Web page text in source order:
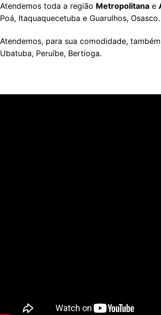
Atendemos toda a região Metropolitana e
Poá, Itaquaquecetuba e Guarulhos, Osasco.
Atendemos, para sua comodidade,
Ubatuba, Peruíbe, Bertioga.